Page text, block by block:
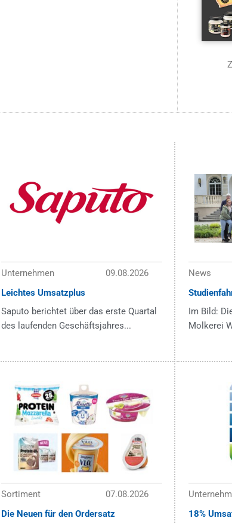
Unternehmen
09.08.2026
Leichtes Umsatzplus
Saputo berichtet über das erste Quartal
des laufenden Geschäftsjahres...
News
Im Bild:
Molkerei
Sortiment
07.08.2026
Die Neuen für den Ordersatz
18%